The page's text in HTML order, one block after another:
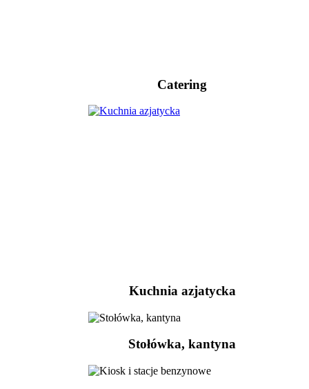
Catering
Kuchnia azjatycka
Stołówka, kantyna